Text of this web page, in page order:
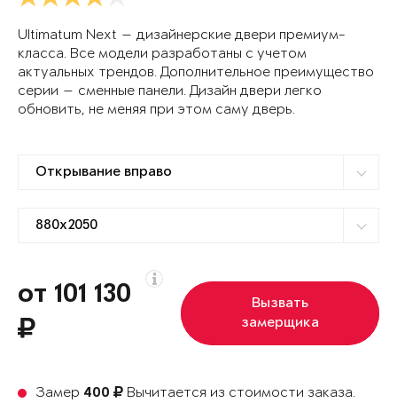
Ultimatum Next — дизайнерские двери премиум-
класса. Все модели разработаны с учетом
актуальных трендов. Дополнительное преимущество
серии — сменные панели. Дизайн двери легко
обновить, не меняя при этом саму дверь.
от 101 130
Вызвать
замерщика
Замер 400
Вычитается из стоимости заказа.